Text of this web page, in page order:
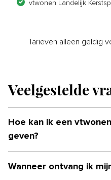
vtwonen Landelijk
Tarieven alleen geldig
Veelgestelde
Hoe kan ik een
geven?
Wanneer ontvang ik